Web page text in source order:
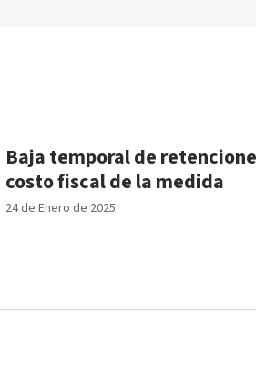
24 de Enero de 2025
Baja temporal de
costo fiscal de la medida